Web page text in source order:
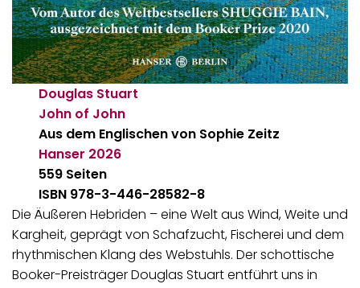
Douglas Stuart
John of John
Aus dem Englischen von Sophie Zeitz
Hanser 2026
559 Seiten
ISBN 978-3-446-28582-8
Die Äußeren Hebriden – eine Welt aus Wind, Weite und
Kargheit, geprägt von Schafzucht, Fischerei und dem
rhythmischen Klang des Webstuhls. Der schottische
Booker-Preisträger Douglas Stuart entführt uns in